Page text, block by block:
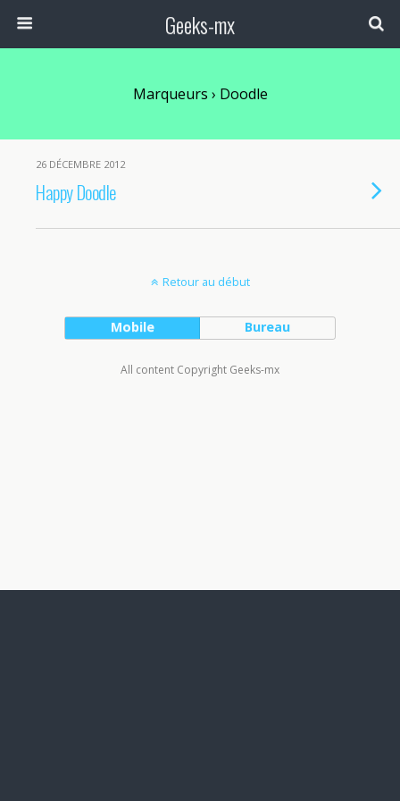
Geeks-mx
Marqueurs › Doodle
26 DÉCEMBRE 2012
Happy Doodle
Retour au début
Mobile Bureau
All content Copyright Geeks-mx